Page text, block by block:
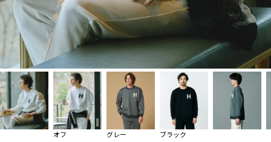
オフ グレー ブラック